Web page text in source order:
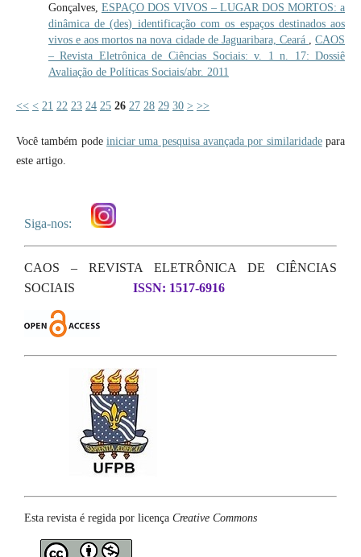
Gonçalves, ESPAÇO DOS VIVOS – LUGAR DOS MORTOS: a
dinâmica de (des) identificação com os espaços destinados aos
vivos e aos mortos na nova cidade de Jaguaribara, Ceará
,CAOS
– Revista Eletrônica de Ciências Sociais: v. 1 n. 17: Dossiê
Avaliação de Políticas Sociais/abr. 2011
<< < 21 22 23 24 25 26 27 28 29 30 > >>
Você também pode iniciar uma pesquisa avançada por similaridadepara
este artigo.
Siga-nos:
CAOS – REVISTA ELETRÔNICA DE CIÊNCIAS
SOCIAIS
ISSN: 1517-6916
Esta revista é regida por licença Creative Commons